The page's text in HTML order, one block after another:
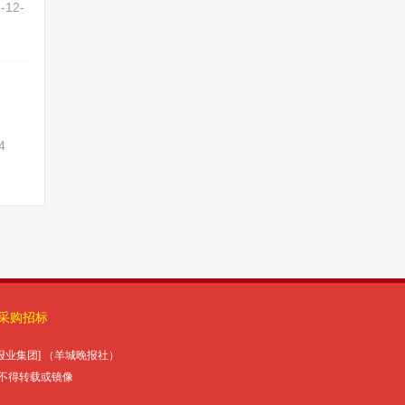
12-
购招标
集团] （羊城晚报社）
得转载或镜像